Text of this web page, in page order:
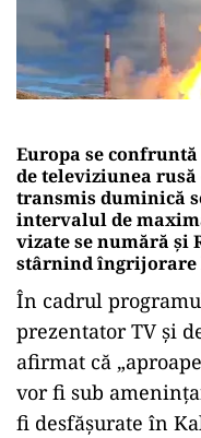
Europa se
de televiziunea rusă
transmis duminică
intervalul de
vizate se numără și
stârnind
În cadrul
prezentator TV și
afirmat că
vor fi sub
fi desfășurate în